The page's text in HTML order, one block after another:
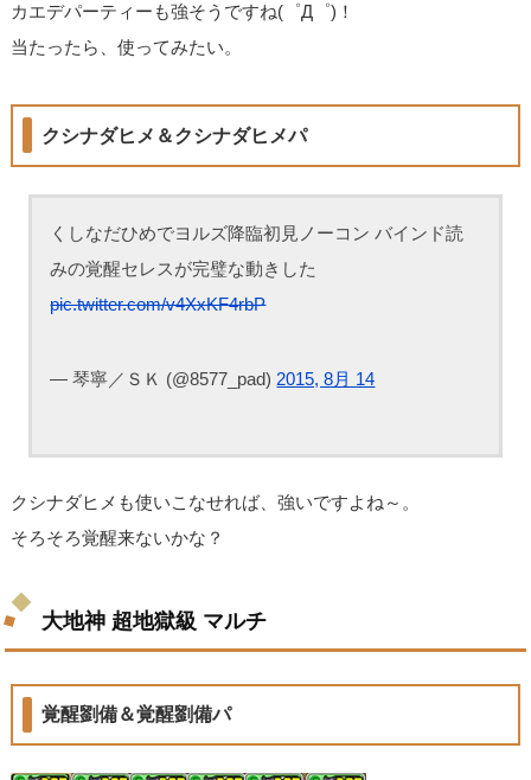
カエデパーティーも強そうですね(゜Д゜)！
当たったら、使ってみたい。
クシナダヒメ＆クシナダヒメパ
くしなだひめでヨルズ降臨初見ノーコン バインド読
みの覚醒セレスが完璧な動きした
pic.twitter.com/v4XxKF4rbP
— 琴寧／ＳＫ (@8577_pad) 2015, 8月 14
クシナダヒメも使いこなせれば、強いですよね～。
そろそろ覚醒来ないかな？
大地神 超地獄級 マルチ
覚醒劉備＆覚醒劉備パ